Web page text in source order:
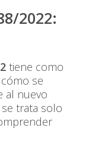
2022:
tiene como
se
al nuevo
trata solo